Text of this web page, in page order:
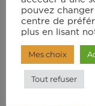
pouvez
centre de
plus en lisant
Mes choix
Tout refuser